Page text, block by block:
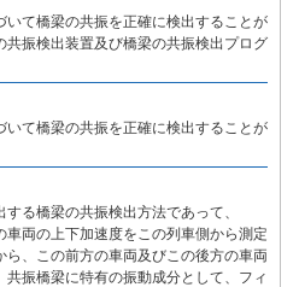
て橋梁の共振を正確に検出することが
振検出装置及び橋梁の共振検出プログ
て橋梁の共振を正確に検出することが
る橋梁の共振検出方法であって、
両の上下加速度をこの列車側から測定
、この前方の車両及びこの後方の車両
振橋梁に特有の振動成分として、フィ